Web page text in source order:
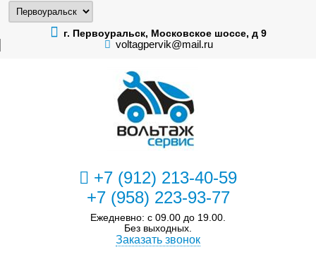
г. Первоуральск, Московское шоссе, д 9
voltagpervik@mail.ru
+7 (912) 213-40-59
+7 (958) 223-93-77
Ежедневно: с 09.00 до 19.00.
Без выходных.
Заказать звонок